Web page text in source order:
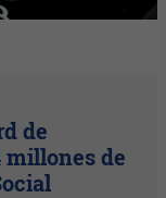
de
millones de